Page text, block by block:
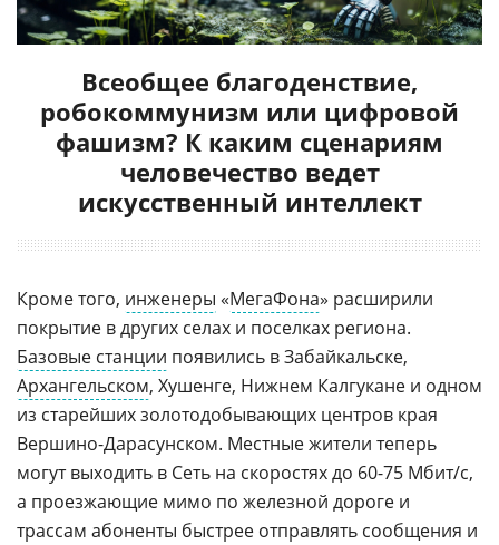
Всеобщее благоденствие,
робокоммунизм или цифровой
фашизм? К каким сценариям
человечество ведет
искусственный интеллект
Кроме того, инженеры «МегаФона» расширили
покрытие в других селах и поселках региона.
Базовые станции появились в Забайкальске,
Архангельском, Хушенге, Нижнем Калгукане и одном
из старейших золотодобывающих центров края
Вершино-Дарасунском. Местные жители теперь
могут выходить в Сеть на скоростях до 60-75 Мбит/с,
а проезжающие мимо по железной дороге и
трассам абоненты быстрее отправлять сообщения и